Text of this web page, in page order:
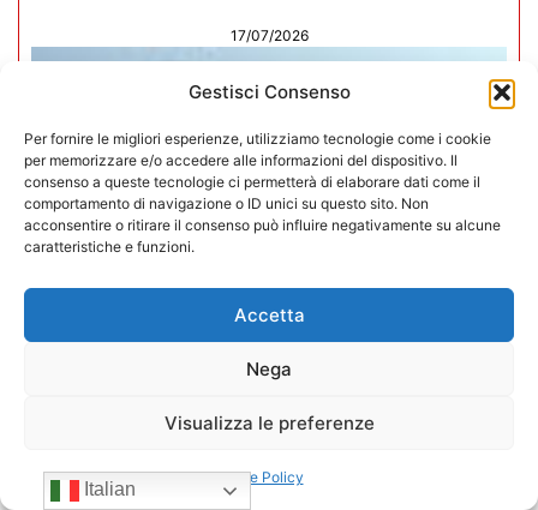
Gestisci Consenso
Per fornire le migliori esperienze, utilizziamo tecnologie come i cookie
per memorizzare e/o accedere alle informazioni del dispositivo. Il
consenso a queste tecnologie ci permetterà di elaborare dati come il
comportamento di navigazione o ID unici su questo sito. Non
acconsentire o ritirare il consenso può influire negativamente su alcune
caratteristiche e funzioni.
Accetta
Nega
Visualizza le preferenze
Cookie Policy
17/07/2026
Mario Toniutti confermato Vice
quadriennio 2026-2030
Italian